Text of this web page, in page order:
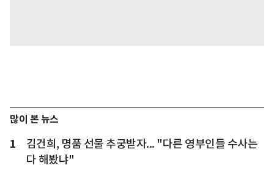
많이 본 뉴스
1
김건희, 명품 선물 추궁받자... "다른 영부인들 수사는
다 해봤냐"